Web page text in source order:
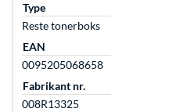
Type
Reste tonerboks
EAN
0095205068658
Fabrikant nr.
008R13325